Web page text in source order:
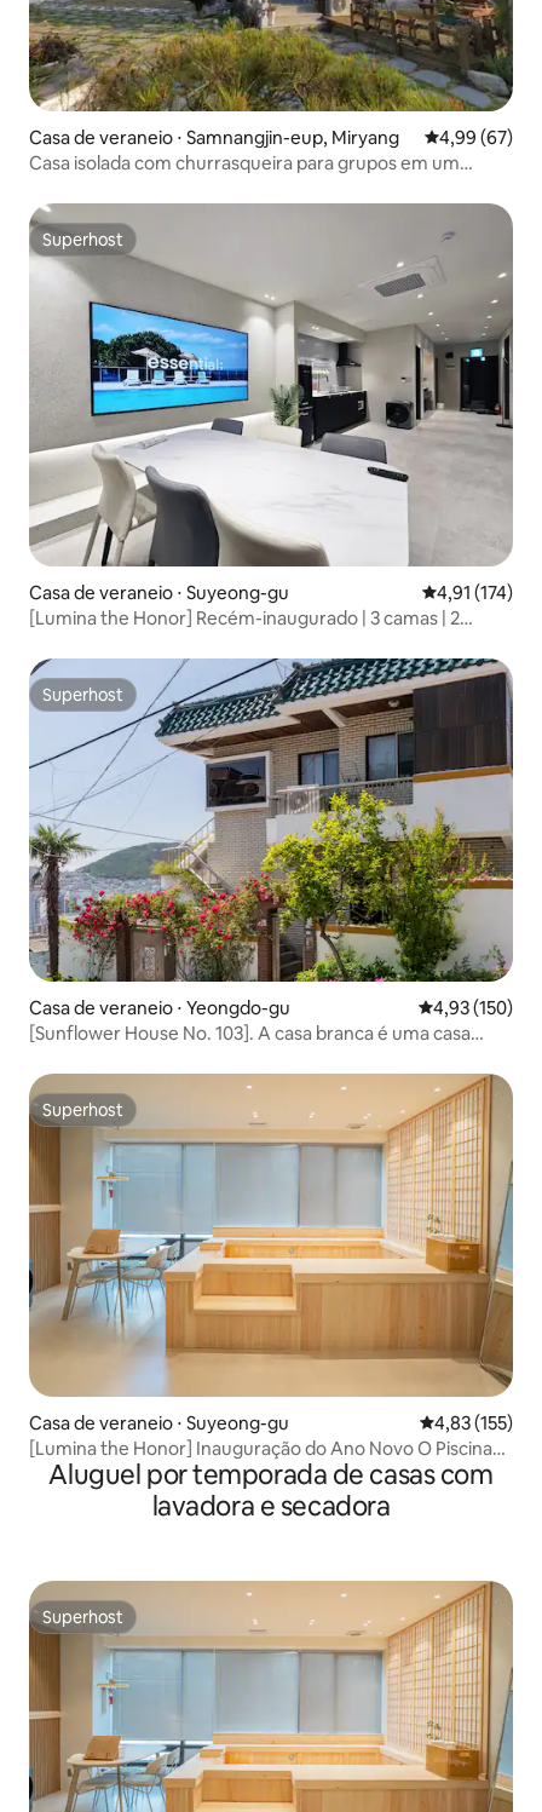
Casa de veraneio ⋅ Samnangjin-eup, Miryang 4,99 de uma
4,99 (67)
Casa isolada com churrasqueira para grupos em um
instalações completas para jogos de pé)
Superhost
Superhost
Casa de veraneio ⋅ Suyeong-gu 4,91 de uma
4,91 (174)
[Lumina the Honor] Recém-inaugurado | 3 camas | 2
YouTube | Totalmente desinfetado
Superhost
Superhost
Casa de veraneio ⋅ Yeongdo-gu 4,93 de uma
4,93 (150)
[Sunflower House No. 103]. A casa branca é uma casa
gratuito.
Superhost
Superhost
Casa de veraneio ⋅ Suyeong-gu 4,83 de uma
4,83 (155)
[Lumina the Honor] Inauguração do Ano Novo O Piscina
natural O Acomodação legal O Parque aquático a 1 minuto
O 2 camas O Netflix O YouTube O Quarentena concluída
Aluguel por temporada de casas com
lavadora e secadora
Superhost
Superhost